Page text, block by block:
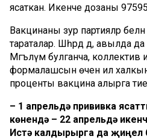
ясаткан. Икенче дозаны
Вакцинаны зур партияләр
тараталар. Шәһәрдә дә, авылда
Мәгълүм булганча, коллектив
формалашсын өчен ил
проценты вакцина алырга
– 1 апрельдә прививка
көнендә – 22 апрельдә
Истә калдырырга да җиңел